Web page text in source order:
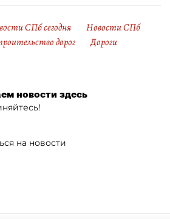
СПб сегодня
Новости СПб
дорог
Дороги
новости здесь
на новости